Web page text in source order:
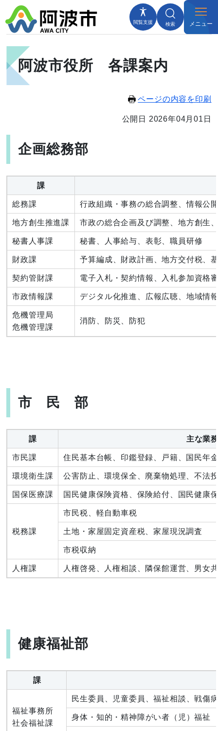
閲覧支援 検索 メニュー
阿波市役所 各課案内
ページの内容を印刷
公開日 2026年04月01日
企画総務部
課
総務課 行政組織・事務の総合調整、情報公
地方創生推進課 市政の総合企画及び調整、地方創生
秘書人事課 秘書、人事給与、表彰、職員研修
財政課 予算編成、財政計画、地方交付税、
契約管財課 電子入札・契約情報、入札参加資格
市政情報課 デジタル化推進、広報広聴、地域情
危機管理局
危機管理課
消防、防災、防犯
市 民 部
課 主な業
市民課 住民基本台帳、印鑑登録、戸籍、国民年
環境衛生課 公害防止、環境保全、廃棄物処理、不法
国保医療課 国民健康保険資格、保険給付、国民健康
税務課
市民税、軽自動車税
土地・家屋固定資産税、家屋現況調査
市税収納
人権課 人権啓発、人権相談、隣保館運営、男女
健康福祉部
課
福祉事務所
社会福祉課
民生委員、児童委員、福祉相談、戦傷
身体・知的・精神障がい者（児）福祉